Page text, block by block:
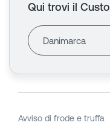
Qui trovi il
Avviso di frode e truffa